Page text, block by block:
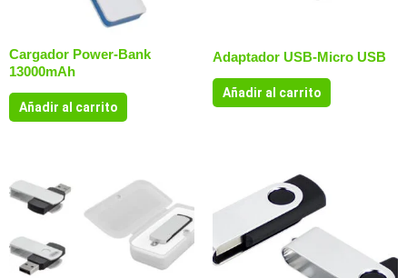
Cargador Power-Bank
13000mAh
Añadir al carrito
Adaptador USB-Micro USB
Añadir al carrito